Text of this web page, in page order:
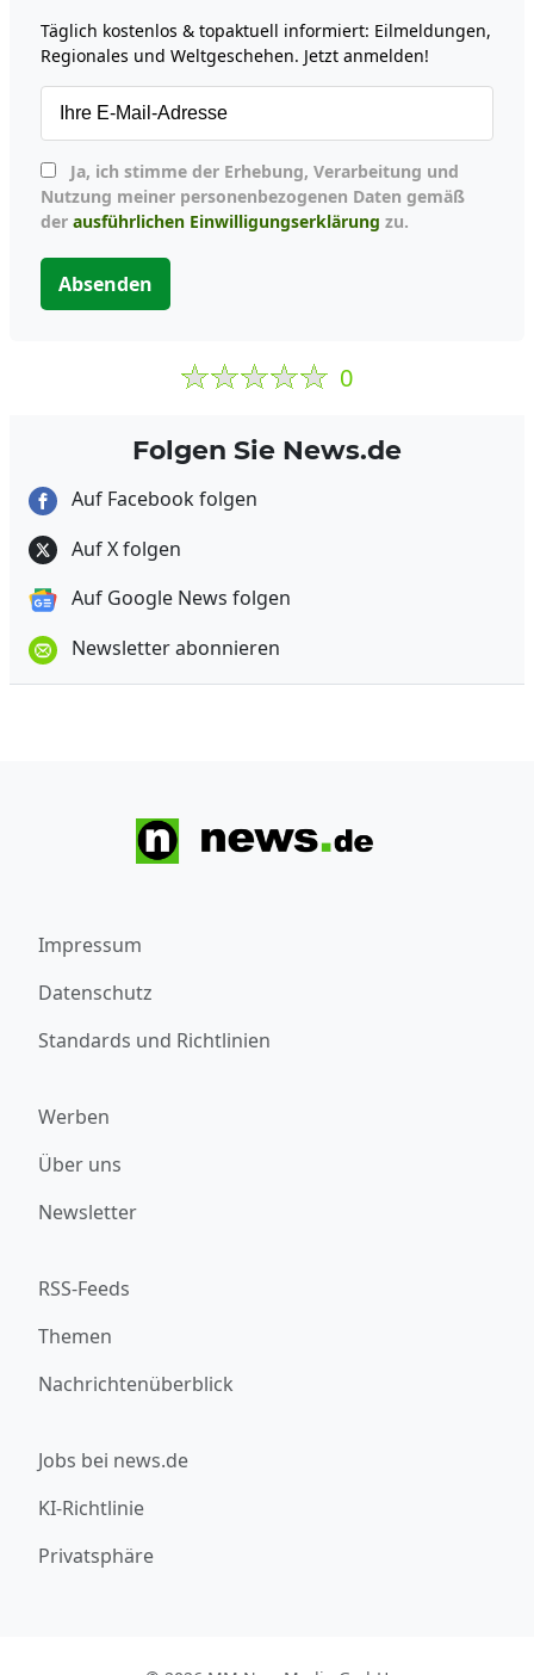
Täglich kostenlos & topaktuell informiert: Eilmeldungen,
Regionales und Weltgeschehen. Jetzt anmelden!
Nutzung meiner personenbezogenen Daten gemäß
der ausführlichen Einwilligungserklärung zu.
Absenden
0
Folgen Sie News.de
Auf Facebook folgen
Auf X folgen
Auf Google News folgen
Newsletter abonnieren
Impressum
Datenschutz
Standards und Richtlinien
Werben
Über uns
Newsletter
RSS-Feeds
Themen
Nachrichtenüberblick
Jobs bei news.de
KI-Richtlinie
Privatsphäre